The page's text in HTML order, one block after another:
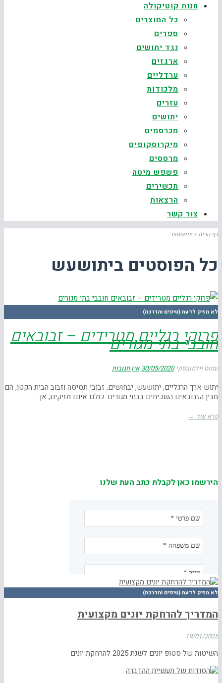
חנות קוטיקולה
כל המוצרים
ספרים
נגד יתושים
ארגזים
ערדליים
מלכודות
עזרים
יתושים
מכרסמים
מיקרוסקופים
מרססים
פשפש מיטה
תכשירים
הרצאות
צור קשר
דף הבית» יתושעש
כל הפוסטים ביתושעש
לא מזיק לדעת (טיפים והדרכה)
פרוקי רגליים מטרידים – זבובאים
חובבי בתי מגורים
עמוס וילמובסקי 30/05/2020 אין תגובות
יתוש ארך הרגליים, יתושעש, יבחושים, זבובי תסיסה וזבוב הבית הקטן, הם
מבין הזבובאים השכיחים בבתי מגורים. כולם אינם מזיקים, אך
קרא עוד ←
הירשמו כאן לקבלת כתב העת שלנו
לא מזיק לדעת (טיפים והדרכה)
המדריך להרחקת יונים מקצועית
19/01/2025
השיטות של סטופ יונים לשנת 2025 להרחקת יונים